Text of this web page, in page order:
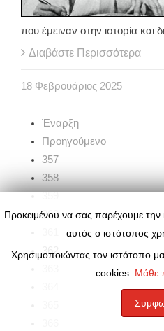
που έμειναν στην ιστορία και
Διαβάστε Περισσότερα
18 Φεβρουάριος 2025
Έναρξη
Προηγούμενο
357
358
359
360
Προκειμένου να σας παρέχουμε την
αυτός ο ιστότοπος
Χρησιμοποιώντας τον ιστότοπο
cookies. Μάθε